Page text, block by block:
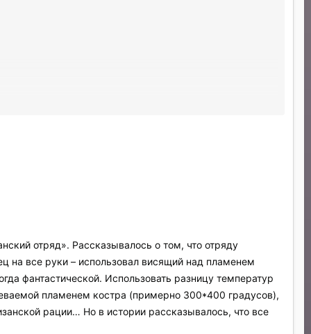
жир
отряд». Рассказывалось о том, что отряду
на все руки – использовал висящий над пламенем
фантастической. Использовать разницу температур
пламенем костра (примерно 300*400 градусов),
рации… Но в истории рассказывалось, что все